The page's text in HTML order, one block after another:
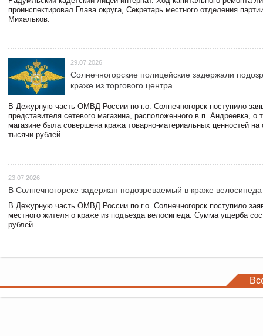
проинспектировал Глава округа, Секретарь местного отделения
Михальков.
29.07.2026
Солнечногорские полицейские задержали
краже из торгового центра
В Дежурную часть ОМВД России по г.о. Солнечногорск поступило
представителя сетевого магазина, расположенного в п. Андреевка, о
магазине была совершена кража товарно-материальных ценностей
тысячи рублей.
23.07.2026
В Солнечногорске задержан подозреваемый в краже велосипеда
В Дежурную часть ОМВД России по г.о. Солнечногорск поступило
местного жителя о краже из подъезда велосипеда. Сумма ущерба
рублей.